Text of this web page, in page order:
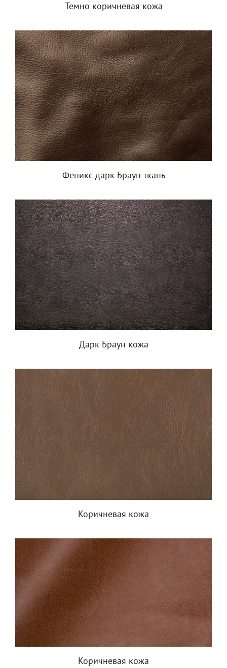
Темно коричневая кожа
Феникс дарк Браун ткань
Дарк Браун кожа
Коричневая кожа
Коричневая кожа